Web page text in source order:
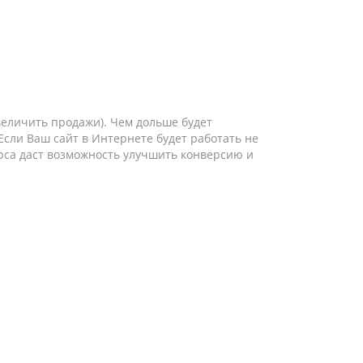
продажи). Чем дольше будет
Ваш сайт в Интернете будет работать не
даст возможность улучшить конверсию и